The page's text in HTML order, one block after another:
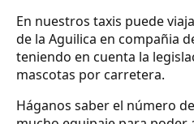
En nuestros taxis puede
de la Aguilica en compañia
teniendo en cuenta la
mascotas por carretera.
Háganos saber el número